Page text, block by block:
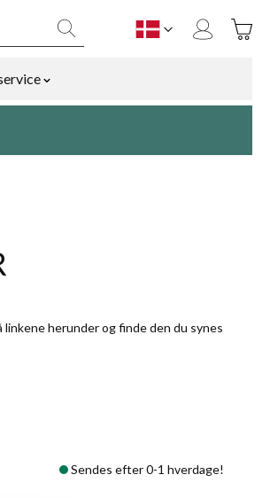
DK
linkene herunder og finde den du synes
Sendes efter 0-1 hverdage!